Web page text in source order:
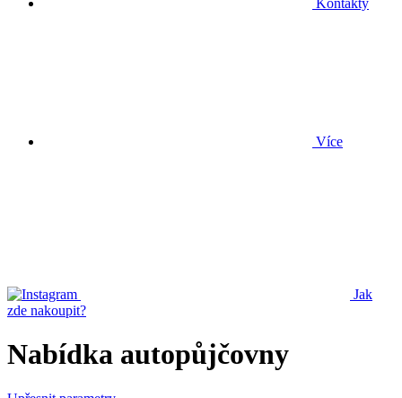
Kontakty
Více
Jak
zde nakoupit?
Nabídka autopůjčovny